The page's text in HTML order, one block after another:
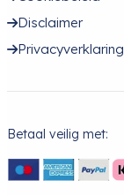
Disclaimer
Privacyverklaring
Betaal veilig met: